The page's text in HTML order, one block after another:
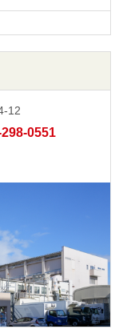
12
0551